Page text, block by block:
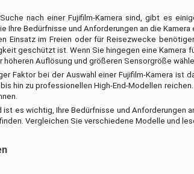
nach einer Fujifilm-Kamera sind, gibt es
Ihre Bedürfnisse und Anforderungen an die
Einsatz im Freien oder für Reisezwecke
geschützt ist. Wenn Sie hingegen eine Kamera
höheren Auflösung und größeren Sensorgröße
Faktor bei der Auswahl einer Fujifilm-Kamera
hin zu professionellen High-End-Modellen
ist es wichtig, Ihre Bedürfnisse und Anforderungen
Vergleichen Sie verschiedene Modelle und